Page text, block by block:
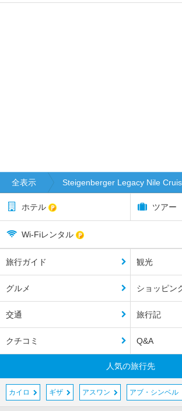
全表示 Steigenberger Legacy Nile
ホテル ツアー
Wi-Fiレンタル
旅行ガイド 観光
グルメ ショッピン
交通 旅行記
クチコミ Q&A
人気の旅行先
カイロ ギザ アスワン アブ・シンベル